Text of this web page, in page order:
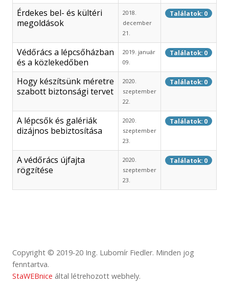
Érdekes bel- és kültéri
megoldások
2018.
december
21.
Találatok: 0
Védőrács a lépcsőházban
és a közlekedőben
2019. január
09.
Találatok: 0
Hogy készítsünk méretre
szabott biztonsági tervet
2020.
szeptember
22.
Találatok: 0
A lépcsők és galériák
dizájnos bebiztosítása
2020.
szeptember
23.
Találatok: 0
A védőrács újfajta
rögzítése
2020.
szeptember
23.
Találatok: 0
Copyright © 2019-20 Ing. Lubomír Fiedler. Minden jog
fenntartva.
StaWEBnice által létrehozott webhely.